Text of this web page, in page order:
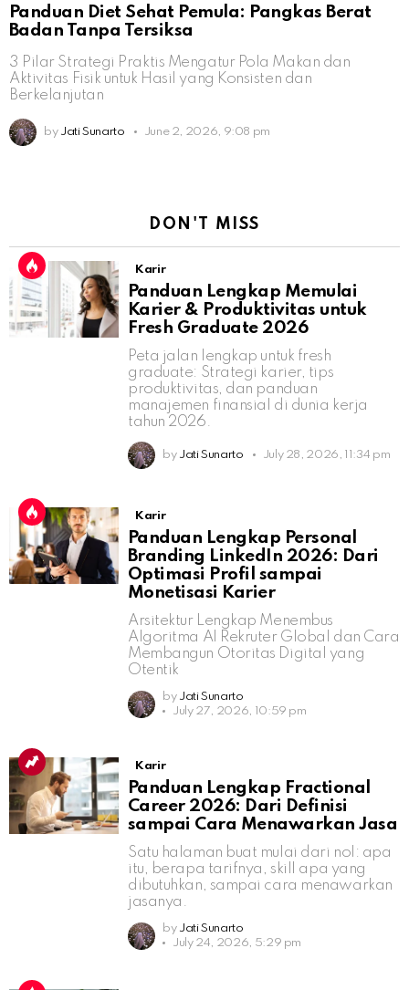
Panduan Diet Sehat Pemula: Pangkas Berat
Badan Tanpa Tersiksa
3 Pilar Strategi Praktis Mengatur Pola Makan dan
Aktivitas Fisik untuk Hasil yang Konsisten dan
Berkelanjutan
by Jati Sunarto June 2, 2026, 9:08 pm
DON'T MISS
Karir
Panduan Lengkap Memulai
Karier & Produktivitas untuk
Fresh Graduate 2026
Peta jalan lengkap untuk fresh
graduate: Strategi karier, tips
produktivitas, dan panduan
manajemen finansial di dunia kerja
tahun 2026.
by Jati Sunarto July 28, 2026, 11:34 pm
Karir
Panduan Lengkap Personal
Branding LinkedIn 2026: Dari
Optimasi Profil sampai
Monetisasi Karier
Arsitektur Lengkap Menembus
Algoritma AI Rekruter Global dan Cara
Membangun Otoritas Digital yang
Otentik
by Jati Sunarto
July 27, 2026, 10:59 pm
Karir
Panduan Lengkap Fractional
Career 2026: Dari Definisi
sampai Cara Menawarkan Jasa
Satu halaman buat mulai dari nol: apa
itu, berapa tarifnya, skill apa yang
dibutuhkan, sampai cara menawarkan
jasanya.
by Jati Sunarto
July 24, 2026, 5:29 pm